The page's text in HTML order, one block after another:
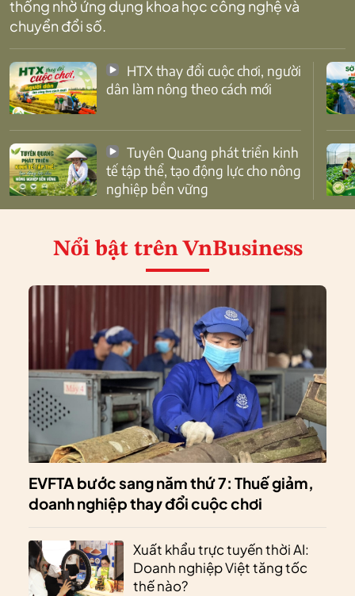
thống nhờ ứng dụng khoa học công nghệ và
chuyển đổi số.
dân làm nông theo cách mới
tế tập thể, tạo động lực cho nông
nghiệp bền vững
Nổi bật trên VnBusiness
EVFTA bước sang năm thứ 7: Thuế giảm,
doanh nghiệp thay đổi cuộc chơi
Xuất khẩu trực tuyến thời AI:
Doanh nghiệp Việt tăng tốc
thế nào?